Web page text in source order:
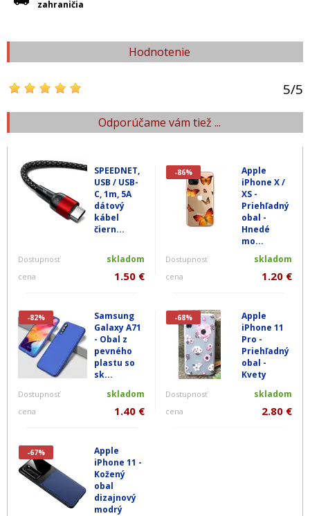
zahraničia
Hodnotenie
5/5
Odporúčame vám tiež ...
SPEEDNET,
USB / USB-
C, 1m, 5A
dátový
kábel
čiern...
Dostupnosť skladom
cena 1.50 €
-86%
Apple
iPhone X /
XS -
Priehľadný
obal -
Hnedé
mo...
Dostupnosť skladom
cena 1.20 €
-82%
Samsung
Galaxy A71
- Obal z
pevného
plastu so
sk...
Dostupnosť skladom
cena 1.40 €
-68%
Apple
iPhone 11
Pro -
Priehľadný
obal -
Kvety
Dostupnosť skladom
cena 2.80 €
-67%
Apple
iPhone 11 -
Kožený
obal
dizajnový
modrý